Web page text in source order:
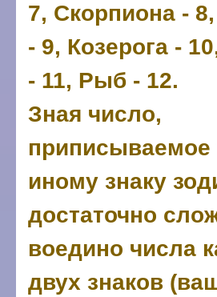
7, Скорпиона -
- 9, Козерога -
- 11, Рыб - 12.
Зная число,
приписываемое
иному знаку
достаточно
воедино числа
двух знаков